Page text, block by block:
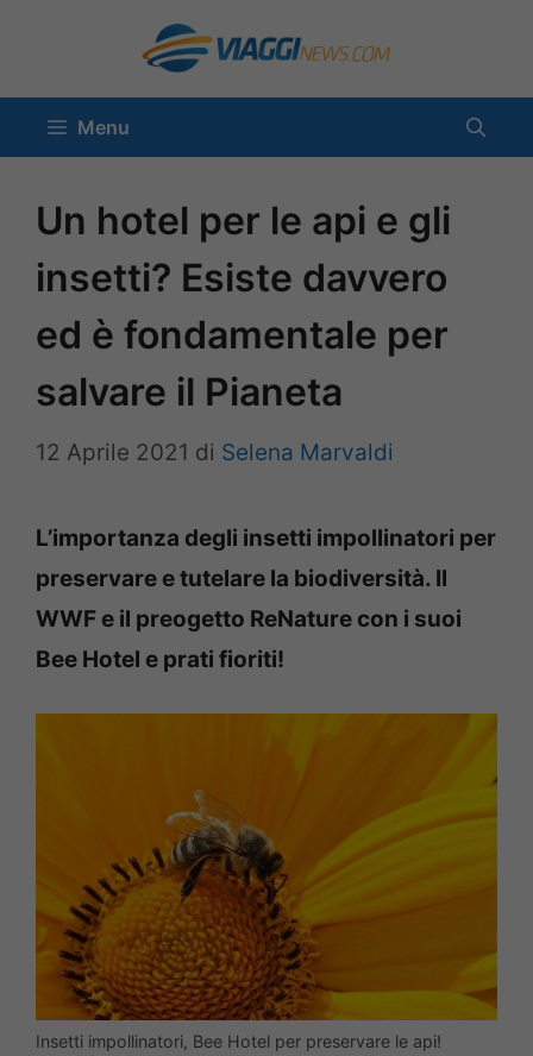
contenuto
Menu
Un hotel per le api e gli
insetti? Esiste davvero
ed è fondamentale per
salvare il Pianeta
12 Aprile 2021 di Selena Marvaldi
L’importanza degli insetti impollinatori per
preservare e tutelare la biodiversità. Il
WWF e il preogetto ReNature con i suoi
Bee Hotel e prati fioriti!
Insetti impollinatori, Bee Hotel per preservare le api!